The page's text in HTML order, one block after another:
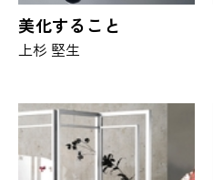
美化すること
上杉 堅生